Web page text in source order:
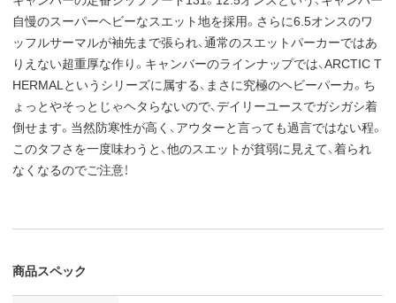
自慢のスーパーヘビーなスエット地を採用。さらに6.5オンスのワ
ッフルサーマルが袖先まで張られ、通常のスエットパーカーではあ
りえない超重厚な作り。キャンバーのラインナップでは、ARCTIC T
HERMALというシリーズに属する、まさに究極のヘビーパーカ。ち
ょっとやそっとじゃヘタらないので、デイリーユースでガシガシ着
倒せます。当然防寒性が高く、アウターと言っても過言ではない程。
このタフさを一度味わうと、他のスエットが貧弱に見えて、着られ
なくなるのでご注意！
商品スペック